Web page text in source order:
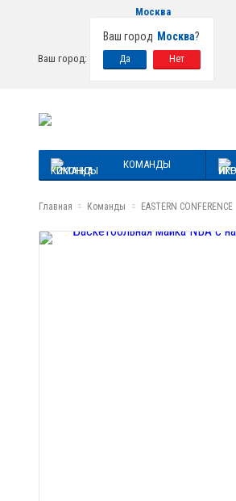
Ваш город:
Москва
Ваш город Москва?
КОМАНДЫ
Главная Команды EASTERN CONFERENCE